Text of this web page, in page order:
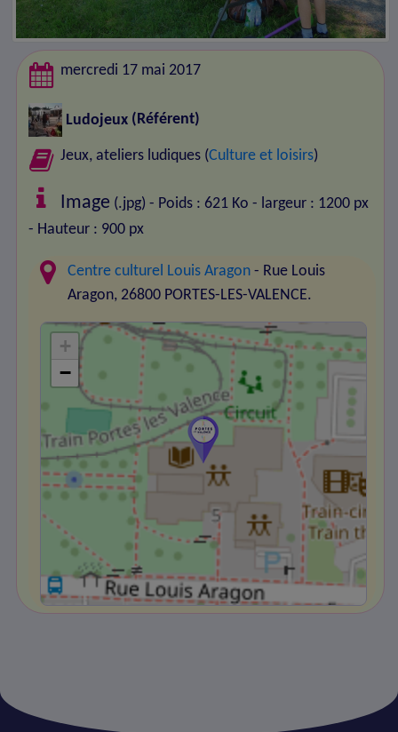
mercredi 17 mai 2017
Ludojeux (Référent)
Jeux, ateliers ludiques (Culture et loisirs)
Image (.jpg) - Poids : 621 Ko - largeur : 1200 px
- Hauteur : 900 px
Centre culturel Louis Aragon - Rue Louis
Aragon, 26800 PORTES-LES-VALENCE.
+
−